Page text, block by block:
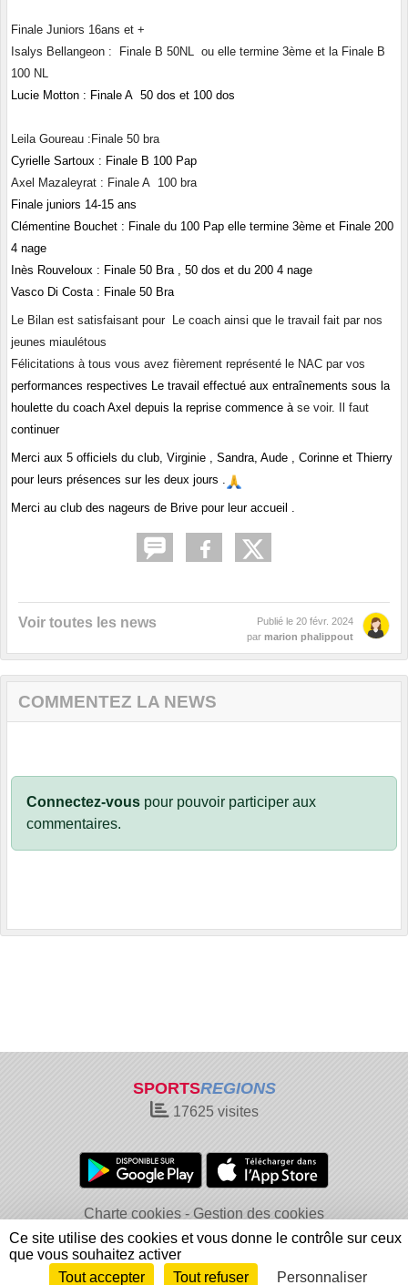
Finale Juniors 16ans et +
Isalys Bellangeon : Finale B 50NL ou elle termine 3ème et la Finale B
100 NL
Lucie Motton : Finale A 50 dos et 100 dos
Leila Goureau :Finale 50 bra
Cyrielle Sartoux : Finale B 100 Pap
Axel Mazaleyrat : Finale A 100 bra
Finale juniors 14-15 ans
Clémentine Bouchet : Finale du 100 Pap elle termine 3ème et Finale 200
4 nage
Inès Rouveloux : Finale 50 Bra , 50 dos et du 200 4 nage
Vasco Di Costa : Finale 50 Bra
Le Bilan est satisfaisant pour Le coach ainsi que le travail fait par nos
jeunes miaulétous
Félicitations à tous vous avez fièrement représenté le NAC par vos
performances respectives Le travail effectué aux entraînements sous la
houlette du coach Axel depuis la reprise commence à se voir.
Il faut
continuer
Merci aux 5 officiels du club, Virginie , Sandra, Aude , Corinne et Thierry
pour leurs présences sur les deux jours .
Merci au club des nageurs de Brive pour leur accueil .
Voir toutes les news Publié le 20 févr. 2024
par marion phalippout
COMMENTEZ LA NEWS
Connectez-vous pour pouvoir participer aux
commentaires.
SPORTSREGIONS
17625visites
Charte cookies
Gestion des cookies
Informations légales
Signaler un contenu inapproprié
Envie de participer ? Connexion
Ce site utilise des cookies et vous donne le contrôle sur ceux
que vous souhaitez activer
Tout accepter
Tout refuser Personnaliser